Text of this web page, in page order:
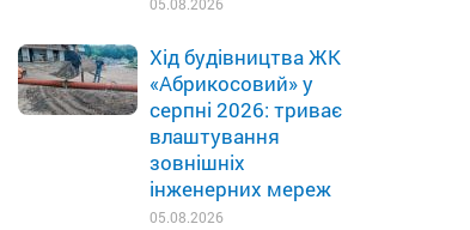
Хід будівництва ЖК
«Абрикосовий» у
серпні 2026: триває
влаштування
зовнішніх
інженерних мереж
05.08.2026